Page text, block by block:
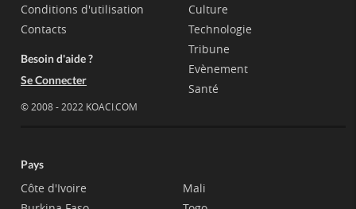
Conditions d'utilisation
Contacts
Besoin d'aide ?
Se Connecter
© 2008 - 2022 KOACI.COM
Culture
Technologie
Tribune
Evènement
Santé
Pays
Côte d'Ivoire
Mali